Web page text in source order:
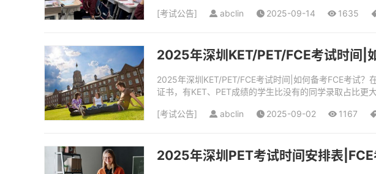
[考试公告] abclin 2025-09-14 1635
​2025年深圳KET/PET/FCE考试时间|
2025年深圳KET/PET/FCE考试时间|如何备考FCE考试
证书，有KET、PET成绩的学生比没有的同学录取占比更
[考试公告] abclin 2025-09-02 1167
2025年深圳PET考试时间安排表|FCE